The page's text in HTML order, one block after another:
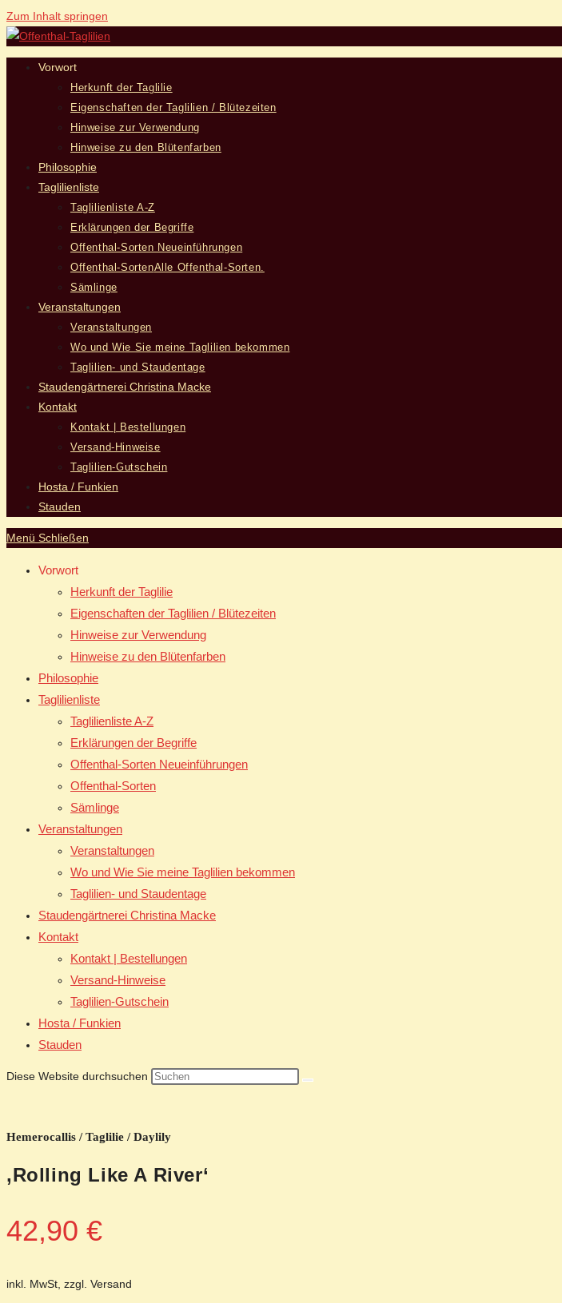
Zum Inhalt springen
Vorwort
Herkunft der Taglilie
Eigenschaften der Taglilien / Blütezeiten
Hinweise zur Verwendung
Hinweise zu den Blütenfarben
Philosophie
Taglilienliste
Taglilienliste A-Z
Erklärungen der Begriffe
Offenthal-Sorten Neueinführungen
Offenthal-SortenAlle Offenthal-Sorten.
Sämlinge
Veranstaltungen
Veranstaltungen
Wo und Wie Sie meine Taglilien bekommen
Taglilien- und Staudentage
Staudengärtnerei Christina Macke
Kontakt
Kontakt | Bestellungen
Versand-Hinweise
Taglilien-Gutschein
Hosta / Funkien
Stauden
Menü Schließen
Vorwort
Herkunft der Taglilie
Eigenschaften der Taglilien / Blütezeiten
Hinweise zur Verwendung
Hinweise zu den Blütenfarben
Philosophie
Taglilienliste
Taglilienliste A-Z
Erklärungen der Begriffe
Offenthal-Sorten Neueinführungen
Offenthal-Sorten
Sämlinge
Veranstaltungen
Veranstaltungen
Wo und Wie Sie meine Taglilien bekommen
Taglilien- und Staudentage
Staudengärtnerei Christina Macke
Kontakt
Kontakt | Bestellungen
Versand-Hinweise
Taglilien-Gutschein
Hosta / Funkien
Stauden
Diese Website durchsuchen
Hemerocallis / Taglilie / Daylily
‚Rolling Like A River‘
42,90 €
inkl. MwSt, zzgl. Versand